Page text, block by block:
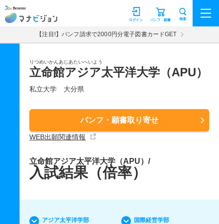
マナビジョン パンフ・願書
ログイン 検索
【注目!】パンフ請求で2000円分電子図書カードGET
りつめいかんあじあたいへいよう
立命館アジア太平洋大学（APU）
私立大学 大分県
パンフ・願書取り寄せ
WEB出願関連情報
立命館アジア太平洋大学（APU）/
入試結果（倍率）
アジア太平洋学部 国際経営学部